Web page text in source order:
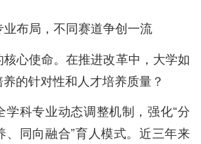
布局，不同赛道争创一流
心使命。在推进改革中，大学如
的针对性和人才培养质量？
学科专业动态调整机制，强化“分
、同向融合”育人模式。近三年来